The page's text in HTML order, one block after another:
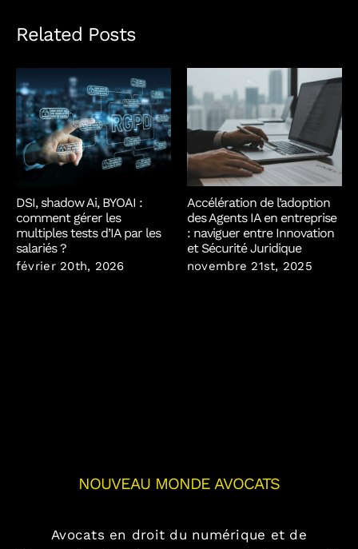
Related Posts
DSI, shadow Ai, BYOAI :
comment gérer les
multiples tests d’IA par les
salariés ?
février 20th, 2026
Accélération de l’adoption
des Agents IA en entreprise
: naviguer entre Innovation
et Sécurité Juridique
novembre 21st, 2025
NOUVEAU MONDE AVOCATS
Avocats en droit du numérique et de